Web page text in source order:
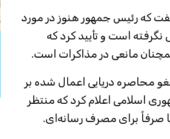
که رئیس جمهور هنوز در مورد
نگرفته است و تأیید کرد که
مانعی در مذاکرات است.
محاصره دریایی اعمال شده بر
اسلامی اعلام کرد که منتظر
صرفاً برای مصرف رسانه‌ای.